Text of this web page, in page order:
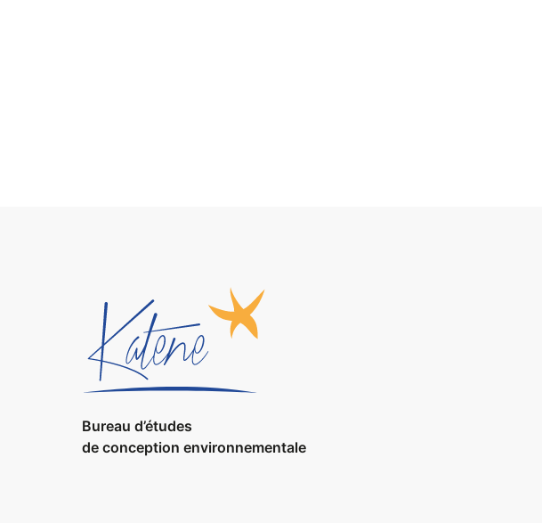
Bureau d’études
de conception environnementale